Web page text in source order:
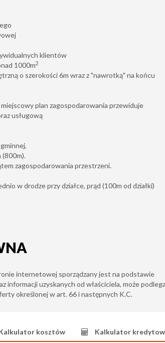
klientów
1000m2
o szerokości 6m wraz z "nawrotką" na końcu
plan zagospodarowania przewiduje
usługową
zagospodarowania przestrzeni.
w drodze przy działce, prąd (100m od działki)
internetowej sporządzany jest na podstawie
informacji uzyskanych od właściciela, może
określonej w art. 66 i następnych K.C.
kosztów Kalkulator